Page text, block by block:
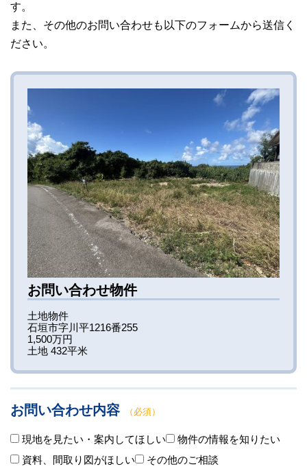
す。
また、その他のお問い合わせも以下のフォームから送信く
ださい。
お問い合わせ物件
土地物件
石垣市字川平1216番255
1,500万円
土地 432平米
お問い合わせ内容 （必須）
現地を見たい・案内してほしい
物件の情報を知りたい
資料、間取り図がほしい
その他のご相談